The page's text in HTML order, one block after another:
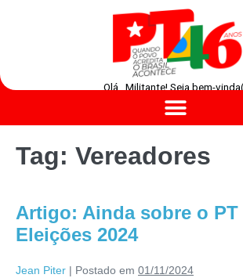
Olá , Militante! Seja bem-
Tag: Vereadores
Artigo: Ainda sobre o PT
Eleições 2024
Jean Piter | Postado em 01/11/2024